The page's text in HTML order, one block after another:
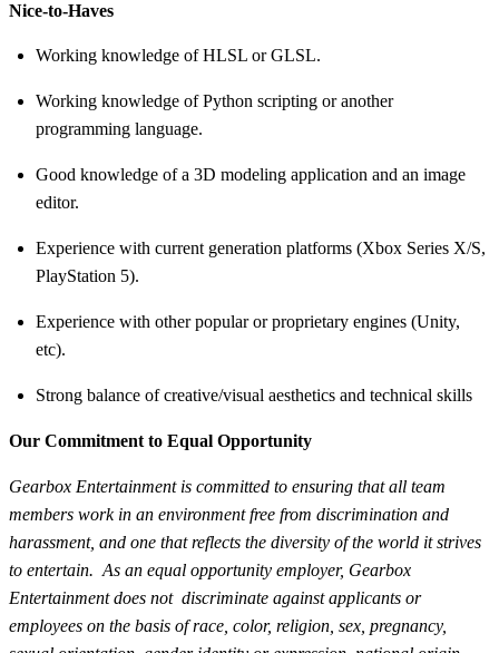
Nice-to-Haves
Working knowledge of HLSL or GLSL.
Working knowledge of Python scripting or another
programming language.
Good knowledge of a 3D modeling application and an image
editor.
Experience with current generation platforms (Xbox Series X/S,
PlayStation 5).
Experience with other popular or proprietary engines (Unity,
etc).
Strong balance of creative/visual aesthetics and technical skills
Our Commitment to Equal Opportunity
Gearbox Entertainment is committed to ensuring that all team
members work in an environment free from discrimination and
harassment, and one that reflects the diversity of the world it strives
to entertain. As an equal opportunity employer, Gearbox
Entertainment does not discriminate against applicants or
employees on the basis of race, color, religion, sex, pregnancy,